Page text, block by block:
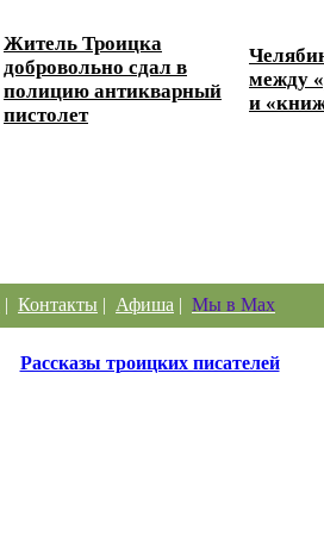
Житель Троицка
добровольно сдал в
полицию антикварный
пистолет
между
и
| Контакты | Афиша | Мы в Max
Рассказы троицких писателей